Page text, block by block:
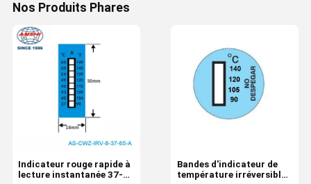
Nos Produits Phares
Indicateur rouge rapide à
lecture instantanée 37-
Bandes d'indicateur de
température irréversible